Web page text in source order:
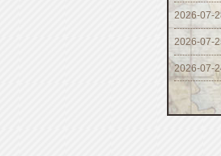
2026-07-
2026-07-
2026-07-